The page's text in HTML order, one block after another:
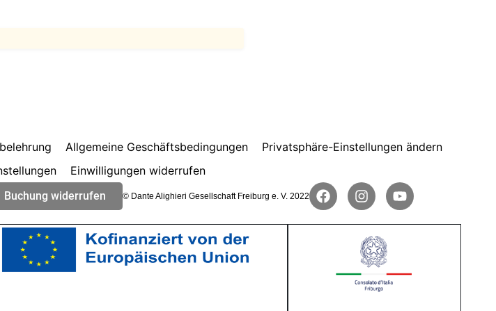
Allgemeine Geschäftsbedingungen
Privatsphäre-Einstellungen ändern
Einwilligungen widerrufen
© Dante Alighieri Gesellschaft Freiburg e. V. 2022
Buchung widerrufen